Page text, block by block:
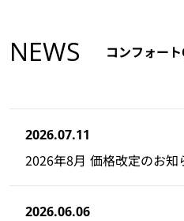
NEWS コンフォー
2026.07.11
2026年8月 価格改定のお知
2026.06.06